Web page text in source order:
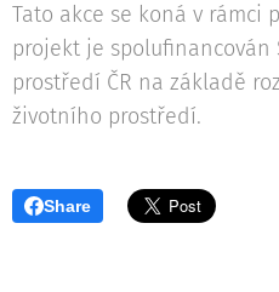
Tato akce se koná v rámci
projekt je
prostředí ČR na základě
životního prostředí.
Share